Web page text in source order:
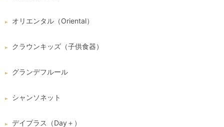
オリエンタル（Oriental）
クラウンキッズ（子供食器）
グランデフルール
シャンソネット
デイプラス（Day＋）